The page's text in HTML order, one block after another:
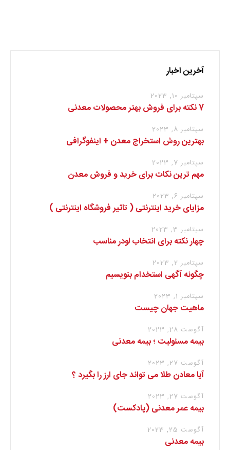
آخرین اخبار
سپتامبر 10, 2023
7 نکته برای فروش بهتر محصولات معدنی
سپتامبر 8, 2023
بهترین روش استخراج معدن + اینفوگرافی
سپتامبر 7, 2023
مهم ترین نکات برای خرید و فروش معدن
سپتامبر 6, 2023
مزایای خرید اینترنتی ( تاثیر فروشگاه اینترنتی )
سپتامبر 3, 2023
چهار نکته برای انتخاب لودر مناسب
سپتامبر 2, 2023
چگونه آگهی استخدام بنویسیم
سپتامبر 1, 2023
ماهیت جهان چیست
آگوست 28, 2023
بیمه مسئولیت ؛ بیمه معدنی
آگوست 27, 2023
آیا معادن طلا می تواند جای ارز را بگیرد ؟
آگوست 27, 2023
بیمه عمر معدنی (پادکست)
آگوست 25, 2023
بیمه معدنی